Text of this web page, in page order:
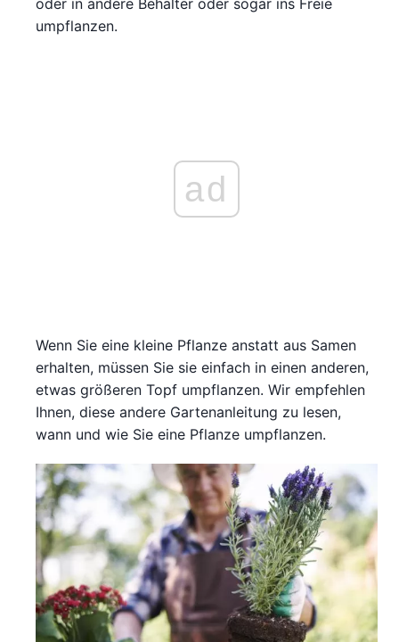
umpflanzen.
ad
Wenn Sie eine kleine Pflanze anstatt aus Samen
erhalten, müssen Sie sie einfach in einen anderen,
etwas größeren Topf umpflanzen. Wir empfehlen
Ihnen, diese andere Gartenanleitung zu lesen,
wann und wie Sie eine Pflanze umpflanzen.